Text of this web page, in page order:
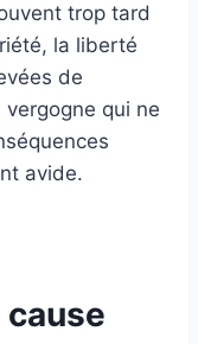
trop tard
la liberté
de
vergogne qui ne
avide.